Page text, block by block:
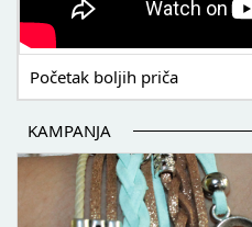
Početak boljih priča
KAMPANJA